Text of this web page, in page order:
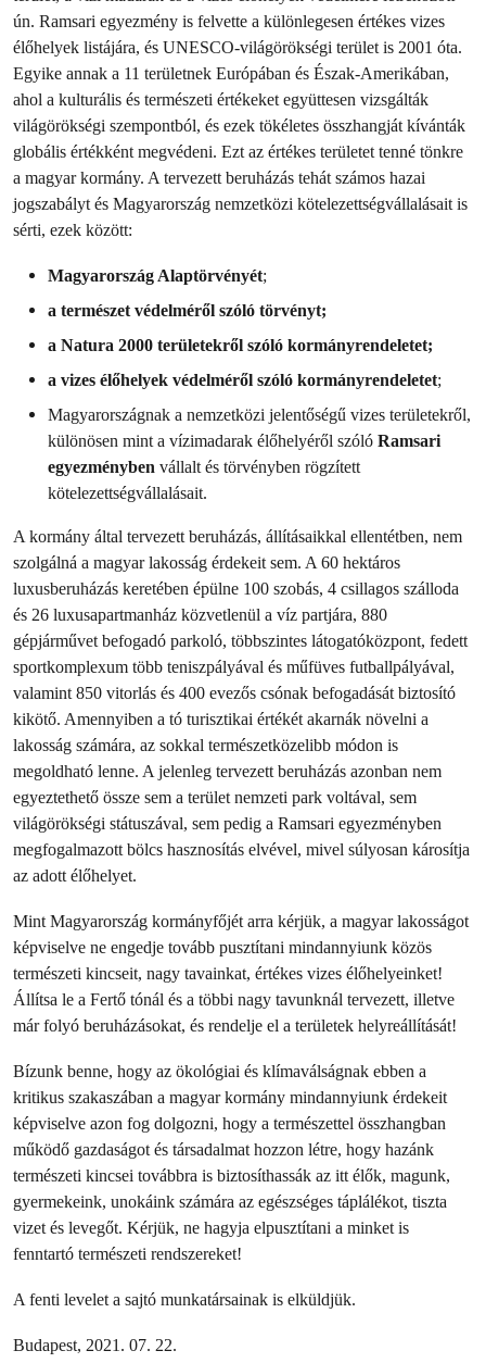
ún. Ramsari egyezmény is felvette a különlegesen értékes vizes
élőhelyek listájára, és UNESCO-világörökségi terület is 2001 óta.
Egyike annak a 11 területnek Európában és Észak-Amerikában,
ahol a kulturális és természeti értékeket együttesen vizsgálták
világörökségi szempontból, és ezek tökéletes összhangját kívánták
globális értékként megvédeni. Ezt az értékes területet tenné tönkre
a magyar kormány. A tervezett beruházás tehát számos hazai
jogszabályt és Magyarország nemzetközi kötelezettségvállalásait is
sérti, ezek között:
Magyarország Alaptörvényét;
a természet védelméről szóló törvényt;
a Natura 2000 területekről szóló kormányrendeletet;
a vizes élőhelyek védelméről szóló kormányrendeletet;
Magyarországnak a nemzetközi jelentőségű vizes területekről,
különösen mint a vízimadarak élőhelyéről szóló Ramsari
egyezményben vállalt és törvényben rögzített
kötelezettségvállalásait.
A kormány által tervezett beruházás, állításaikkal ellentétben, nem
szolgálná a magyar lakosság érdekeit sem. A 60 hektáros
luxusberuházás keretében épülne 100 szobás, 4 csillagos szálloda
és 26 luxusapartmanház közvetlenül a víz partjára, 880
gépjárművet befogadó parkoló, többszintes látogatóközpont, fedett
sportkomplexum több teniszpályával és műfüves futballpályával,
valamint 850 vitorlás és 400 evezős csónak befogadását biztosító
kikötő. Amennyiben a tó turisztikai értékét akarnák növelni a
lakosság számára, az sokkal természetközelibb módon is
megoldható lenne. A jelenleg tervezett beruházás azonban nem
egyeztethető össze sem a terület nemzeti park voltával, sem
világörökségi státuszával, sem pedig a Ramsari egyezményben
megfogalmazott bölcs hasznosítás elvével, mivel súlyosan károsítja
az adott élőhelyet.
Mint Magyarország kormányfőjét arra kérjük, a magyar lakosságot
képviselve ne engedje tovább pusztítani mindannyiunk közös
természeti kincseit, nagy tavainkat, értékes vizes élőhelyeinket!
Állítsa le a Fertő tónál és a többi nagy tavunknál tervezett, illetve
már folyó beruházásokat, és rendelje el a területek helyreállítását!
Bízunk benne, hogy az ökológiai és klímaválságnak ebben a
kritikus szakaszában a magyar kormány mindannyiunk érdekeit
képviselve azon fog dolgozni, hogy a természettel összhangban
működő gazdaságot és társadalmat hozzon létre, hogy hazánk
természeti kincsei továbbra is biztosíthassák az itt élők, magunk,
gyermekeink, unokáink számára az egészséges táplálékot, tiszta
vizet és levegőt. Kérjük, ne hagyja elpusztítani a minket is
fenntartó természeti rendszereket!
A fenti levelet a sajtó munkatársainak is elküldjük.
Budapest, 2021. 07. 22.